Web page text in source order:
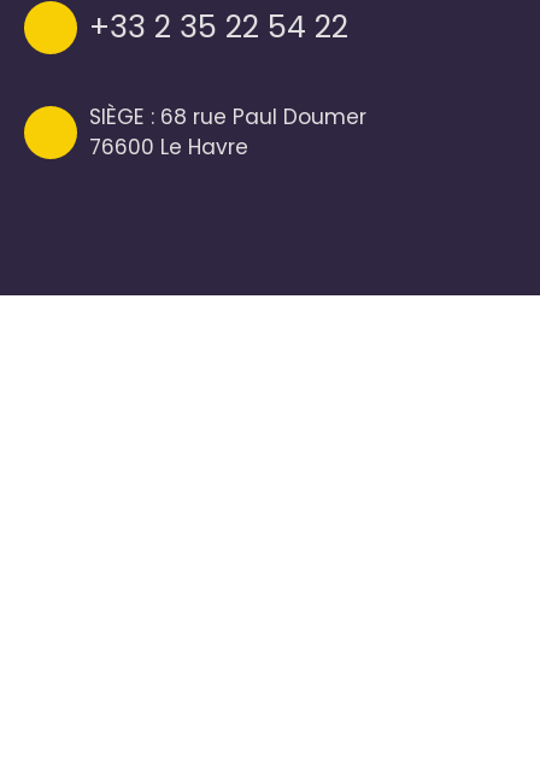
+33 2 35 22 54 22
SIÈGE : 68 rue Paul Doumer
76600 Le Havre